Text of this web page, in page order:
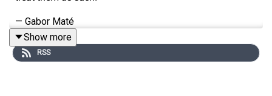
— Gabor Maté
Show more
RSS